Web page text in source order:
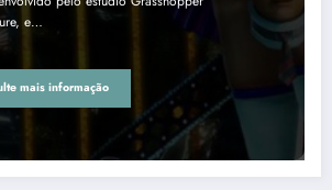
e…
mais informação